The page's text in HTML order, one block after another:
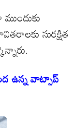
సురక్షిత
ఉన్న వాట్సాప్